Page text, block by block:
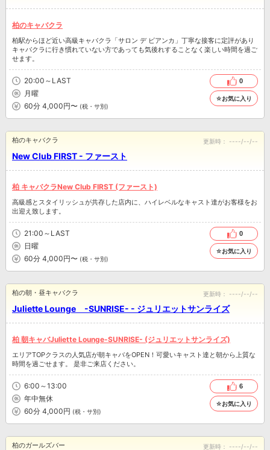
柏のキャバクラ
柏駅からほど近い高級キャバクラ「サロン デ ビアンカ」丁寧な接客に定評があり
キャバクラに行き慣れていない方であっても気後れすることなく楽しい時間を過ご
せます。
20:00～LAST
月曜
60分 4,000円〜 (税・サ別)
0
☆お気に入り
New Club FIRST - ファースト
柏のキャバクラ 更新時： ----/--/--
柏 キャバクラNew Club FIRST (ファースト)
高級感とスタイリッシュが共存した店内に、ハイレベルなキャスト達がお客様をお
出迎え致します。
21:00～LAST
日曜
60分 4,000円〜 (税・サ別)
0
☆お気に入り
Juliette Lounge -SUNRISE- - ジュリエットサンライズ
柏の朝・昼キャバクラ 更新時： ----/--/--
柏 朝キャバJuliette Lounge-SUNRISE- (ジュリエットサンライズ)
エリアTOPクラスの人気店が朝キャバをOPEN！可愛いキャスト達と朝から上質な
時間を過ごせます。 是非ご来店ください。
6:00～13:00
年中無休
60分 4,000円 (税・サ別)
6
☆お気に入り
柏のガールズバー 更新時： ----/--/--